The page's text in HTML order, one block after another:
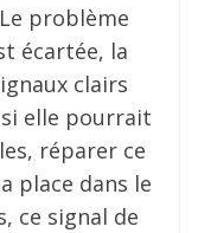
problème
écartée, la
clairs
elle pourrait
réparer ce
place dans le
ce signal de